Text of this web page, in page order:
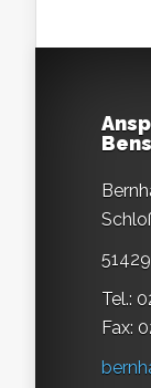
Tel.:
Fax: